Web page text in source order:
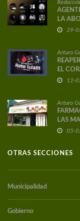
LA
29-
Arturo
EL
12-
Arturo
LAS
05-
OTRAS SECCIONES
Municipalidad
Gobierno